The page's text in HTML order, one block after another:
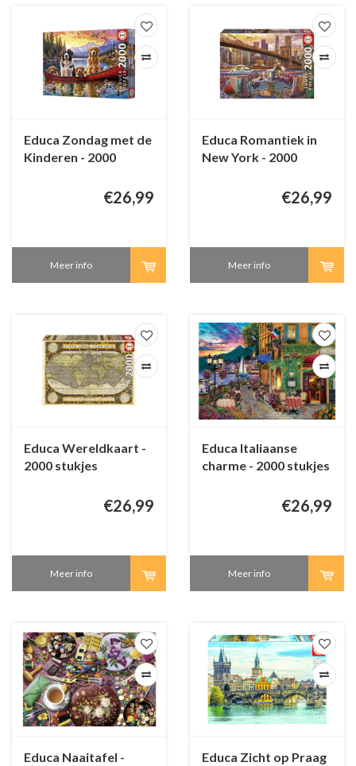
Educa Zondag met de
Kinderen - 2000
€26,99
Meer info
Educa Romantiek in
New York - 2000
€26,99
Meer info
Educa Wereldkaart -
2000 stukjes
€26,99
Meer info
Educa Italiaanse
charme - 2000 stukjes
€26,99
Meer info
Educa Naaitafel -
Educa Zicht op Praag